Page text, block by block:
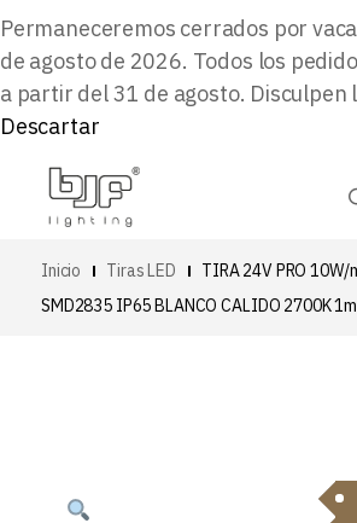
Permaneceremos cerrados por
de agosto de 2026. Todos los
a partir del 31 de agosto. Disculpen
Descartar
Inicio Tiras LED
TIRA 24V PRO 10W/
SMD2835 IP65 BLANCO CALIDO 2700K